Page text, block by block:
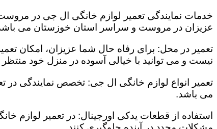
خدمات نمایندگی تعمیر لوازم خانگی ال جی در مروست
عزیزان در مروست و سراسر استان خوزستان می باشد.
تعمیر در محل: برای رفاه حال شما عزیزان، امکان
نیست و می توانید با خیالی آسوده در منزل خود منتظر
تعمیر انواع لوازم خانگی ال جی: تخصص نمایندگی در
می باشد.
استفاده از قطعات یدکی اورجینال: در تعمیر لوازم